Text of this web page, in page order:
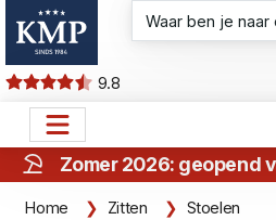
9.8
Zomer 2026: geopend
Home Zitten Stoelen